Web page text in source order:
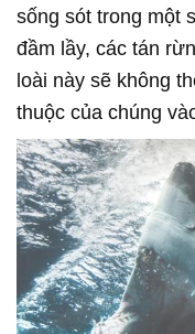
sống sót trong một
đầm lầy, các tán
loài này sẽ không
thuộc của chúng